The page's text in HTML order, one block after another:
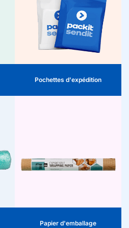
Pochettes d'expédition
Expédition rapide et sécurisée.
Nos pochettes d’expédition
sont légères, résistantes aux
déchirures et parfaites pour les
documents et les petits
produits.
Papier d'emballage
Emballage durable avec style.
Notre papier d’emballage
extensible protège les produits